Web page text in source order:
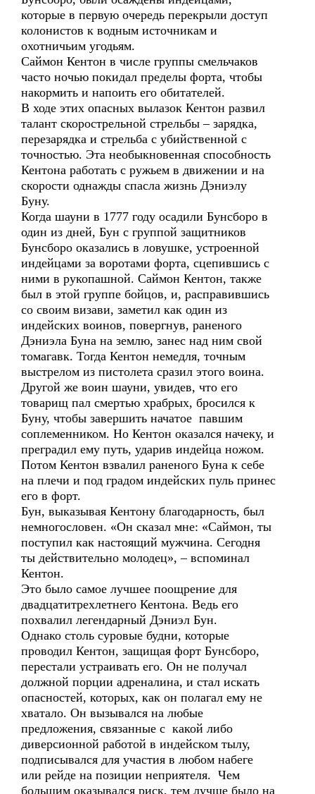
которые в первую очередь перекрыли доступ
колонистов к водным источникам и
охотничьим угодьям.
Саймон Кентон в числе группы смельчаков
часто ночью покидал пределы форта, чтобы
накормить и напоить его обитателей.
В ходе этих опасных вылазок Кентон развил
талант скорострельной стрельбы – зарядка,
перезарядка и стрельба с убийственной с
точностью. Эта необыкновенная способность
Кентона работать с ружьем в движении и на
скорости однажды спасла жизнь Дэниэлу
Буну.
Когда шауни в 1777 году осадили Бунсборо в
один из дней, Бун с группой защитников
Бунсборо оказались в ловушке, устроенной
индейцами за воротами форта, сцепившись с
ними в рукопашной. Саймон Кентон, также
был в этой группе бойцов, и, расправившись
со своим визави, заметил как один из
индейских воинов, повергнув, раненого
Дэниэла Буна на землю, занес над ним свой
томагавк. Тогда Кентон немедля, точным
выстрелом из пистолета сразил этого воина.
Другой же воин шауни, увидев, что его
товарищ пал смертью храбрых, бросился к
Буну, чтобы завершить начатое павшим
соплеменником. Но Кентон оказался начеку, и
преградил ему путь, ударив индейца ножом.
Потом Кентон взвалил раненого Буна к себе
на плечи и под градом индейских пуль принес
его в форт.
Бун, выказывая Кентону благодарность, был
немногословен. «Он сказал мне: «Саймон, ты
поступил как настоящий мужчина. Сегодня
ты действительно молодец», – вспоминал
Кентон.
Это было самое лучшее поощрение для
двадцатитрехлетнего Кентона. Ведь его
похвалил легендарный Дэниэл Бун.
Однако столь суровые будни, которые
проводил Кентон, защищая форт Бунсборо,
перестали устраивать его. Он не получал
должной порции адреналина, и стал искать
опасностей, которых, как он полагал ему не
хватало. Он вызывался на любые
предложения, связанные с какой либо
диверсионной работой в индейском тылу,
подписывался для участия в любом набеге
или рейде на позиции неприятеля. Чем
большим оказывался риск, тем лучше было на